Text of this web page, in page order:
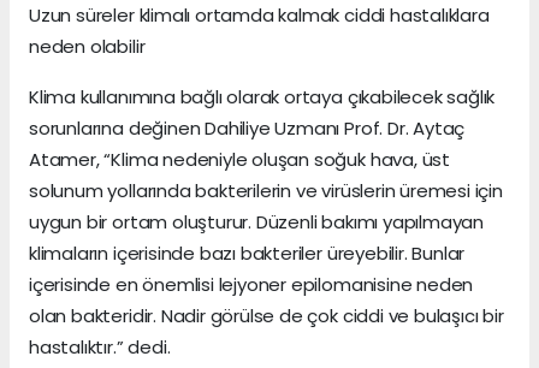
Uzun süreler klimalı ortamda kalmak ciddi hastalıklara
neden olabilir
Klima kullanımına bağlı olarak ortaya çıkabilecek sağlık
sorunlarına değinen Dahiliye Uzmanı Prof. Dr. Aytaç
Atamer, “Klima nedeniyle oluşan soğuk hava, üst
solunum yollarında bakterilerin ve virüslerin üremesi için
uygun bir ortam oluşturur. Düzenli bakımı yapılmayan
klimaların içerisinde bazı bakteriler üreyebilir. Bunlar
içerisinde en önemlisi lejyoner epilomanisine neden
olan bakteridir. Nadir görülse de çok ciddi ve bulaşıcı bir
hastalıktır.” dedi.